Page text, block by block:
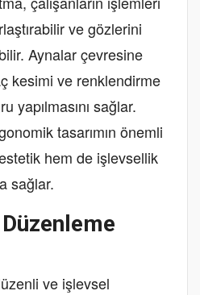
ve gözlerini
Aynalar çevresine
kesimi ve renklendirme
yapılmasını sağlar.
tasarımın önemli
hem de işlevsellik
sağlar.
ve işlevsel